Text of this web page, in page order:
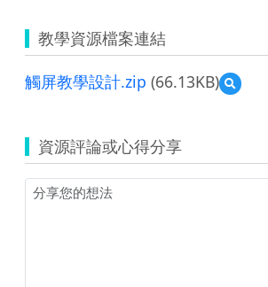
教學資源檔案連結
觸屏教學設計.zip (66.13KB)
預
覽
學
設
資源評論或心得分享